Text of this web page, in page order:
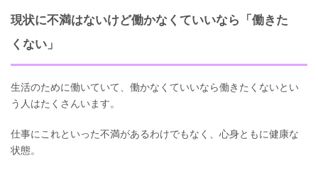
現状に不満はないけど働かなくていいなら「働きた
くない」
生活のために働いていて、働かなくていいなら働きたくないとい
う人はたくさんいます。
仕事にこれといった不満があるわけでもなく、心身ともに健康な
状態。